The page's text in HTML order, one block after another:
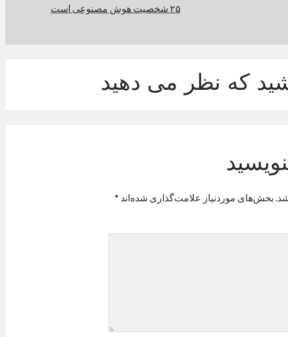
۲۵ شخصیت هوش مصنوعی است
که نظر می دهید
بخش‌های موردنیاز علامت‌گذاری شده‌اند *